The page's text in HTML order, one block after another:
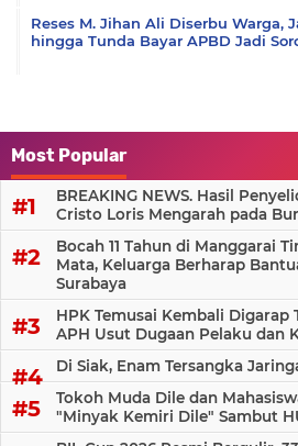
Reses M. Jihan Ali Diserbu Warga,
hingga Tunda Bayar APBD Jadi
Most Popular
BREAKING NEWS. Hasil
Cristo Loris Mengarah pada
Bocah 11 Tahun di Manggarai
Mata, Keluarga Berharap
Surabaya
HPK Temusai Kembali Digarap
APH Usut Dugaan Pelaku dan
Di Siak, Enam Tersangka
Tokoh Muda Dile dan
"Minyak Kemiri Dile" Sambut